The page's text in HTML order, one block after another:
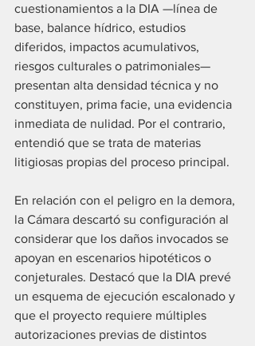
cuestionamientos a la DIA —línea de
base, balance hídrico, estudios
diferidos, impactos acumulativos,
riesgos culturales o patrimoniales—
presentan alta densidad técnica y no
constituyen, prima facie, una evidencia
inmediata de nulidad. Por el contrario,
entendió que se trata de materias
litigiosas propias del proceso principal.
En relación con el peligro en la demora,
la Cámara descartó su configuración al
considerar que los daños invocados se
apoyan en escenarios hipotéticos o
conjeturales. Destacó que la DIA prevé
un esquema de ejecución escalonado y
que el proyecto requiere múltiples
autorizaciones previas de distintos